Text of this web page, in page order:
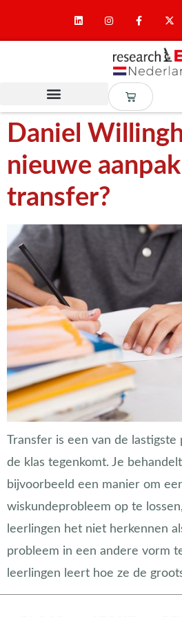
Daniel
nieuwe
transfer?
Transfer is een van de lastigste
de klas tegenkomt. Je
bijvoorbeeld een manier om
wiskundeprobleem op te
leerlingen het niet herkennen
probleem in een andere vorm
leerlingen leert hoe ze de